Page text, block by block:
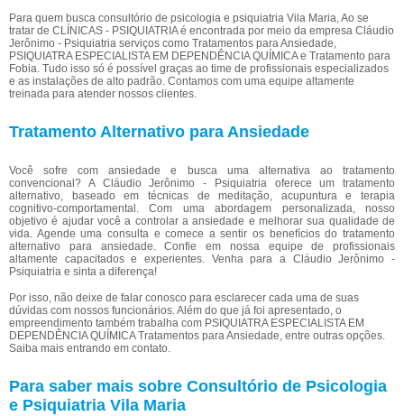
Para quem busca consultório de psicologia e psiquiatria Vila Maria, Ao se
tratar de CLÍNICAS - PSIQUIATRIA é encontrada por meio da empresa Cláudio
Jerônimo - Psiquiatria serviços como Tratamentos para Ansiedade,
PSIQUIATRA ESPECIALISTA EM DEPENDÊNCIA QUÍMICA e Tratamento para
Fobia. Tudo isso só é possível graças ao time de profissionais especializados
e as instalações de alto padrão. Contamos com uma equipe altamente
treinada para atender nossos clientes.
Tratamento Alternativo para Ansiedade
Você sofre com ansiedade e busca uma alternativa ao tratamento
convencional? A Cláudio Jerônimo - Psiquiatria oferece um tratamento
alternativo, baseado em técnicas de meditação, acupuntura e terapia
cognitivo-comportamental. Com uma abordagem personalizada, nosso
objetivo é ajudar você a controlar a ansiedade e melhorar sua qualidade de
vida. Agende uma consulta e comece a sentir os benefícios do tratamento
alternativo para ansiedade. Confie em nossa equipe de profissionais
altamente capacitados e experientes. Venha para a Cláudio Jerônimo -
Psiquiatria e sinta a diferença!
Por isso, não deixe de falar conosco para esclarecer cada uma de suas
dúvidas com nossos funcionários. Além do que já foi apresentado, o
empreendimento também trabalha com PSIQUIATRA ESPECIALISTA EM
DEPENDÊNCIA QUÍMICA Tratamentos para Ansiedade, entre outras opções.
Saiba mais entrando em contato.
Para saber mais sobre Consultório de Psicologia
e Psiquiatria Vila Maria